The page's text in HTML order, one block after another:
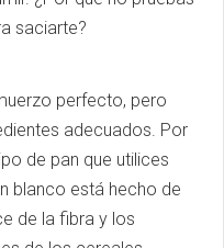
saciarte?
perfecto, pero
adecuados. Por
de pan que utilices
blanco está hecho de
de la fibra y los